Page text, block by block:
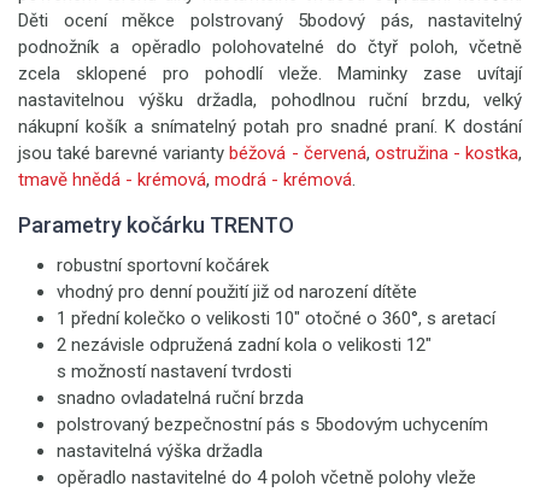
Děti ocení měkce polstrovaný 5bodový pás, nastavitelný
podnožník a opěradlo polohovatelné do čtyř poloh, včetně
zcela sklopené pro pohodlí vleže. Maminky zase uvítají
nastavitelnou výšku držadla, pohodlnou ruční brzdu, velký
nákupní košík a snímatelný potah pro snadné praní. K dostání
jsou také barevné variantybéžová - červená, ostružina - kostka,
tmavě hnědá - krémová, modrá - krémová.
Parametry kočárku TRENTO
robustní sportovní kočárek
vhodný pro denní použití již od narození dítěte
1 přední kolečko o velikosti 10" otočné o 360°, s aretací
2 nezávisle odpružená zadní kola o velikosti 12"
s možností nastavení tvrdosti
snadno ovladatelná ruční brzda
polstrovaný bezpečnostní pás s 5bodovým uchycením
nastavitelná výška držadla
opěradlo nastavitelné do 4 poloh včetně polohy vleže